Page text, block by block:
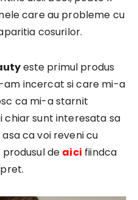
care au probleme cu
cosurilor.
este primul produs
am incercat si care mi-a
ca mi-a starnit
chiar sunt interesata sa
ca voi reveni cu
de aici fiindca